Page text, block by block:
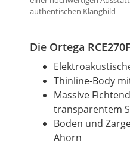
authentischen Klangbild
Die Ortega
Thinline-Body
Massive
transparentem
Boden und
Ahorn